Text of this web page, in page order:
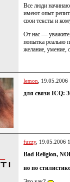
Все люди
имеют опыт
свои тексты и
От нас —
попытка реально
желание, умение,
lemon ,
для связи ICQ:
fuzzy, 19.05.2006
Bad Religion,
но по